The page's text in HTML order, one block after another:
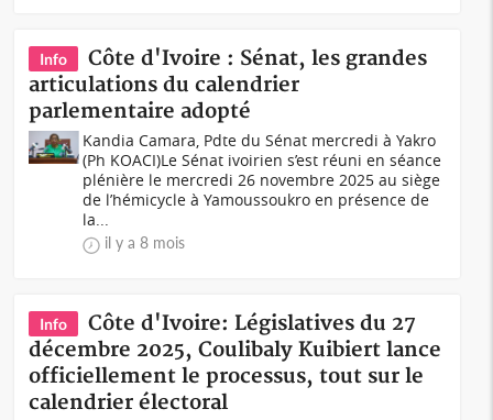
Info
Côte d'Ivoire : Sénat, les grandes
articulations du calendrier
parlementaire adopté
Kandia Camara, Pdte du Sénat mercredi à Yakro
(Ph KOACI)Le Sénat ivoirien s’est réuni en séance
plénière le mercredi 26 novembre 2025 au siège
de l’hémicycle à Yamoussoukro en présence de
la...
il y a 8 mois
Info
Côte d'Ivoire: Législatives du 27
décembre 2025, Coulibaly Kuibiert lance
officiellement le processus, tout sur le
calendrier électoral